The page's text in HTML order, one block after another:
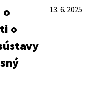
o
o
13. 6. 2025